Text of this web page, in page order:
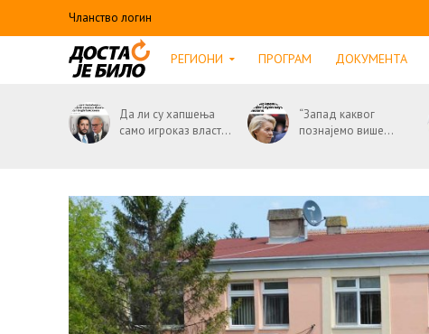
Чланство логин
РЕГИОНИ ПРОГРАМ ДОКУМЕНТА
Да ли су хапшења
само игроказ власт...
“Запад каквог
познајемо више...